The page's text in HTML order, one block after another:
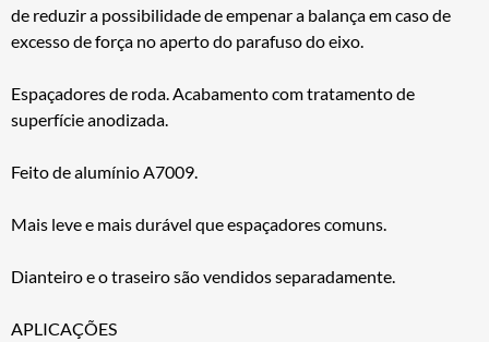
de reduzir a possibilidade de empenar a balança em caso de
excesso de força no aperto do parafuso do eixo.
Espaçadores de roda. Acabamento com tratamento de
superfície anodizada.
Feito de alumínio A7009.
Mais leve e mais durável que espaçadores comuns.
Dianteiro e o traseiro são vendidos separadamente.
APLICAÇÕES